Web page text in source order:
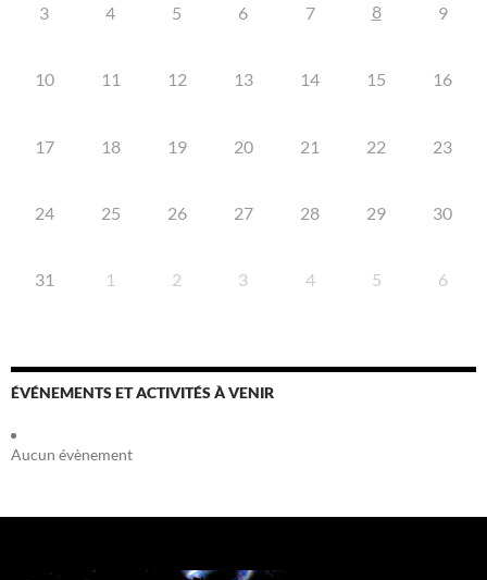
3 4 5 6 7 8 9
10 11 12 13 14 15 16
17 18 19 20 21 22 23
24 25 26 27 28 29 30
31 1 2 3 4 5 6
ÉVÉNEMENTS ET ACTIVITÉS À VENIR
Aucun évènement